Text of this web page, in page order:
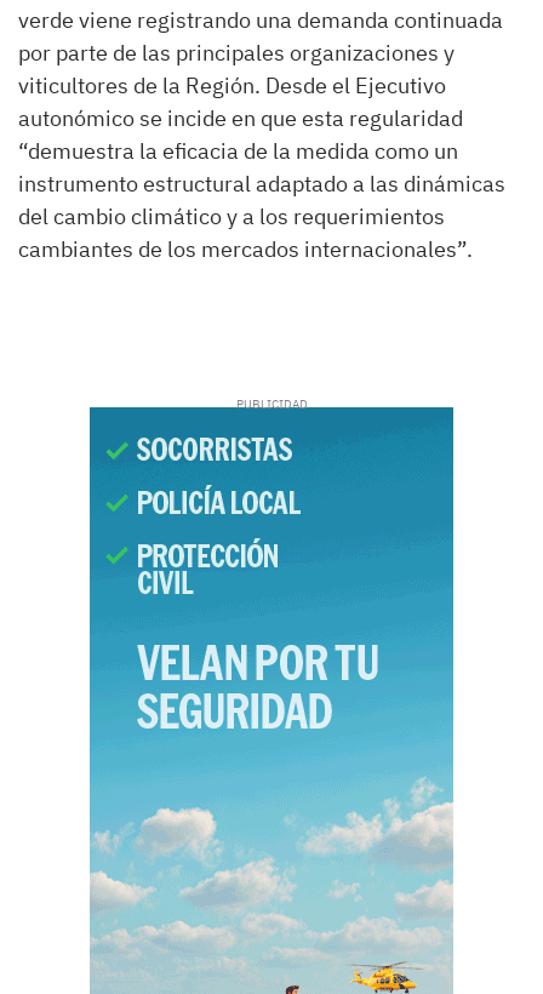
verde viene registrando una demanda continuada
por parte de las principales organizaciones y
viticultores de la Región. Desde el Ejecutivo
autonómico se incide en que esta regularidad
“demuestra la eficacia de la medida como un
instrumento estructural adaptado a las dinámicas
del cambio climático y a los requerimientos
cambiantes de los mercados internacionales”.